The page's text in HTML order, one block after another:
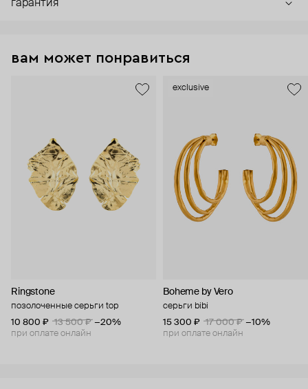
гарантия
вам может понравиться
Ringstone
позолоченные серьги top
10 800 ₽
13 500 ₽ −20%
при оплате онлайн
exclusive
Boheme by Vero
серьги bibi
15 300 ₽
17 000 ₽ −10%
при оплате онлайн